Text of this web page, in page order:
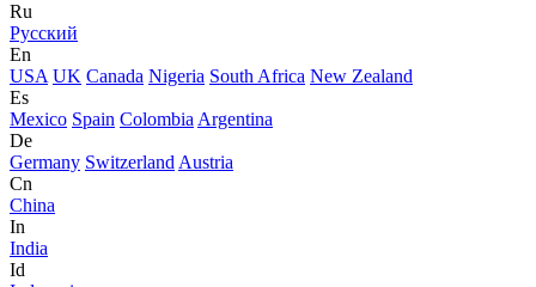
Ru
Русский
En
USA UK Canada Nigeria South Africa New Zealand
Es
Mexico Spain Colombia Argentina
De
Germany Switzerland Austria
Cn
China
In
India
Id